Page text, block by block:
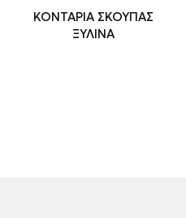
ΚΟΝΤΑΡΙΑ ΣΚΟΥΠΑΣ
ΞΥΛΙΝΑ